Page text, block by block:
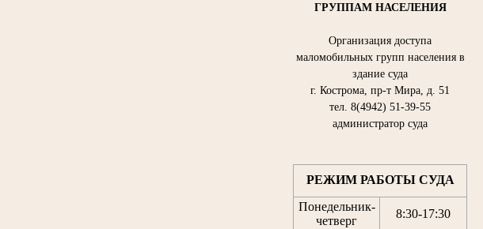
ГРУППАМ НАСЕЛЕНИЯ
Организация доступа
маломобильных групп населения в
здание суда
г. Кострома, пр-т Мира, д. 51
тел. 8(4942) 51-39-55
администратор суда
РЕЖИМ РАБОТЫ СУДА
Понедельник-
четверг
8:30-17:30